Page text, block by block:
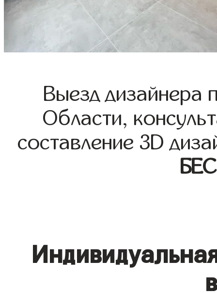
Выезд дизайнера
Области,
составление 3D